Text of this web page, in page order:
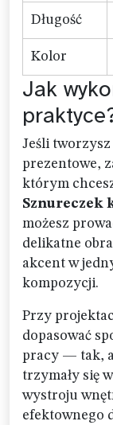
Długość
Kolor
Jak
Jeśli
prezentowe,
którym
Sznureczek
możesz
delikatne
akcent w
kompozycji.
Przy
dopasować
pracy — tak,
trzymały się
wystroju
efektownego